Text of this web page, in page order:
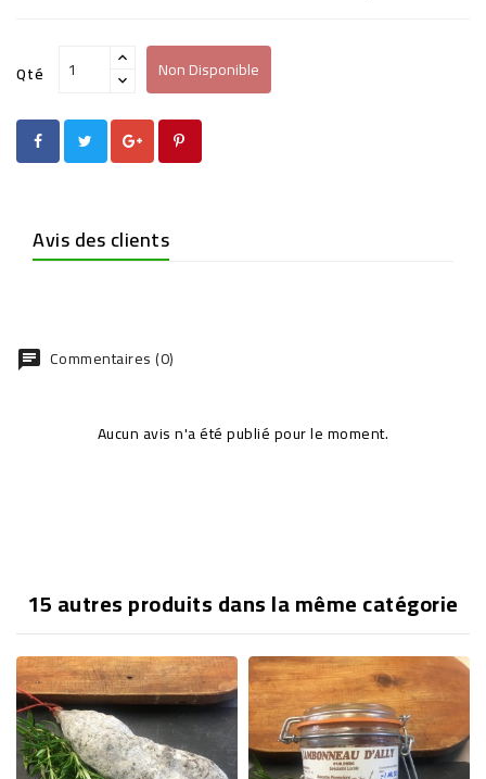
Qté Non Disponible
Avis des clients
chat Commentaires (0)
Aucun avis n'a été publié pour le moment.
15 autres produits dans la même catégorie